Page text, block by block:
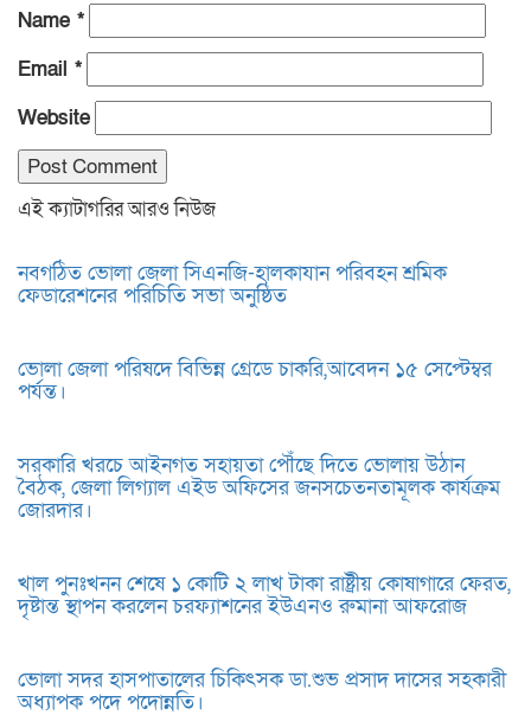
Name *
Email *
Website
এই ক্যাটাগরির আরও নিউজ
নবগঠিত ভোলা জেলা সিএনজি-হালকাযান পরিবহন শ্রমিক
ফেডারেশনের পরিচিতি সভা অনুষ্ঠিত
ভোলা জেলা পরিষদে বিভিন্ন গ্রেডে চাকরি,আবেদন ১৫ সেপ্টেম্বর
পর্যন্ত।
সরকারি খরচে আইনগত সহায়তা পৌঁছে দিতে ভোলায় উঠান
বৈঠক, জেলা লিগ্যাল এইড অফিসের জনসচেতনতামূলক কার্যক্রম
জোরদার।
খাল পুনঃখনন শেষে ১ কোটি ২ লাখ টাকা রাষ্ট্রীয় কোষাগারে ফেরত,
দৃষ্টান্ত স্থাপন করলেন চরফ্যাশনের ইউএনও রুমানা আফরোজ
ভোলা সদর হাসপাতালের চিকিৎসক ডা.শুভ প্রসাদ দাসের সহকারী
অধ্যাপক পদে পদোন্নতি।